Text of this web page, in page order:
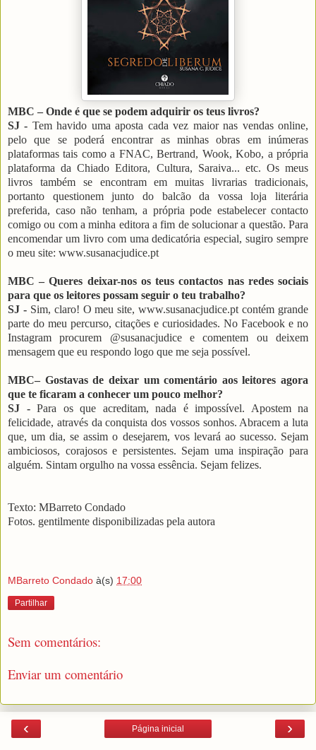
MBC – Onde é que se podem adquirir os teus livros?
SJ - Tem havido uma aposta cada vez maior nas vendas online,
pelo que se poderá encontrar as minhas obras em inúmeras
plataformas tais como a FNAC, Bertrand, Wook, Kobo, a própria
plataforma da Chiado Editora, Cultura, Saraiva... etc. Os meus
livros também se encontram em muitas livrarias tradicionais,
portanto questionem junto do balcão da vossa loja literária
preferida, caso não tenham, a própria pode estabelecer contacto
comigo ou com a minha editora a fim de solucionar a questão. Para
encomendar um livro com uma dedicatória especial, sugiro sempre
o meu site: www.susanacjudice.pt
MBC – Queres deixar-nos os teus contactos nas redes sociais
para que os leitores possam seguir o teu trabalho?
SJ -Sim, claro! O meu site, www.susanacjudice.pt contém grande
parte do meu percurso, citações e curiosidades. No Facebook e no
Instagram procurem @susanacjudice e comentem ou deixem
mensagem que eu respondo logo que me seja possível.
MBC– Gostavas de deixar um comentário aos leitores agora
que te ficaram a conhecer um pouco melhor?
SJ -Para os que acreditam, nada é impossível. Apostem na
felicidade, através da conquista dos vossos sonhos. Abracem a luta
que, um dia, se assim o desejarem, vos levará ao sucesso. Sejam
ambiciosos, corajosos e persistentes. Sejam uma inspiração para
alguém. Sintam orgulho na vossa essência. Sejam felizes.
Texto: MBarreto Condado
Fotos. gentilmente disponibilizadas pela autora
MBarreto Condado à(s) 17:00
Partilhar
Sem comentários:
Enviar um comentário
‹ ›
Página inicial